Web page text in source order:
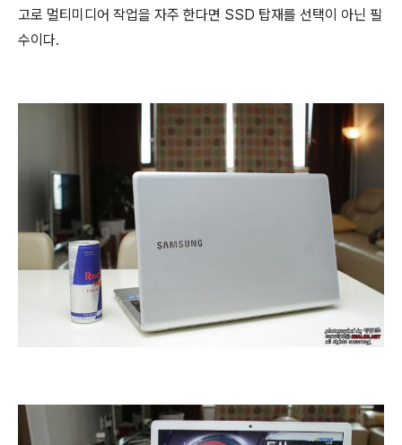
고로 멀티미디어 작업을 자주 한다면 SSD 탑재를 선택이 아닌 필
수이다.